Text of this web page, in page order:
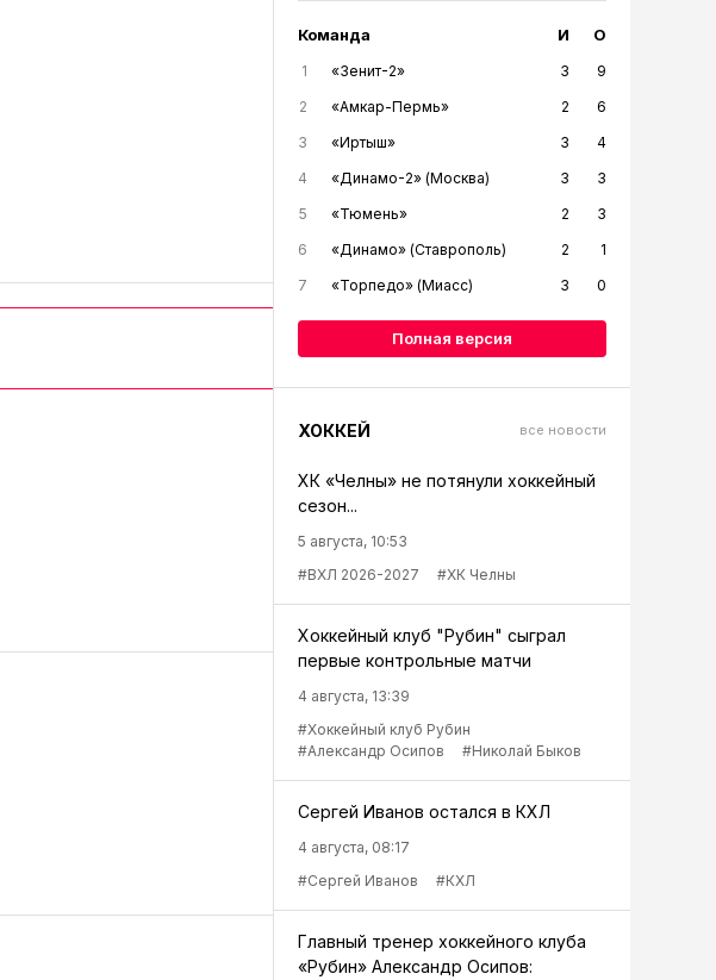
Команда И О
1 «Зенит-2» 3
9
2
«Амкар-Пермь» 2
6
3
«Иртыш» 3
4
4
«Динамо-2» (Москва) 3
3
5
«Тюмень» 2
3
6
«Динамо» (Ставрополь) 2
1
7
«Торпедо» (Миасс) 3 0
Полная версия
ХОККЕЙ все новости
ХК «Челны» не потянули хоккейный
сезон...
5 августа, 10:53
#ВХЛ 2026-2027
#ХК Челны
Хоккейный клуб "Рубин" сыграл
первые контрольные матчи
4 августа, 13:39
#Хоккейный клуб Рубин
#Александр Осипов
#Николай Быков
Сергей Иванов остался в КХЛ
4 августа, 08:17
#Сергей Иванов
#КХЛ
Главный тренер хоккейного клуба
«Рубин» Александр Осипов: